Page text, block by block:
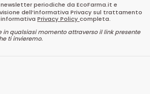
periodiche da EcoFarma.it e
dell’informativa Privacy sul trattamento
Privacy Policycompleta.
in qualsiasi momento attraverso il link presente
ti invieremo.